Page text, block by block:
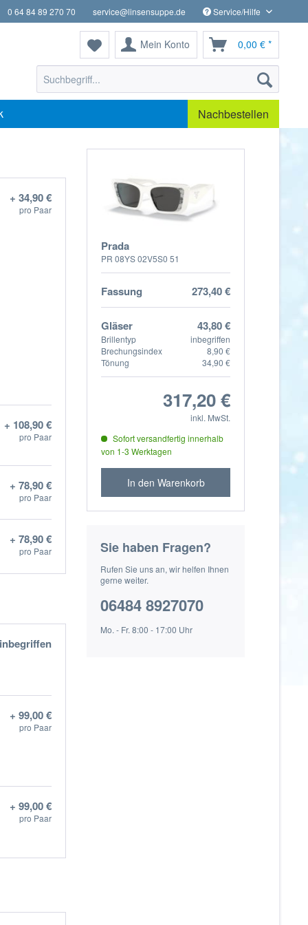
0 64 84 89 270 70 service@linsensuppe.de Service/Hilfe
Mein Konto 0,00 € *
Nachbestellen
+ 34,90 €
pro Paar
+ 108,90 €
pro Paar
+ 78,90 €
pro Paar
+ 78,90 €
pro Paar
inbegriffen
+ 99,00 €
pro Paar
+ 99,00 €
pro Paar
Prada
PR 08YS 02V5S0 51
Fassung 273,40 €
Gläser 43,80 €
Brillentyp
inbegriffen
Brechungsindex
8,90 €
Tönung
34,90 €
317,20 €
inkl. MwSt.
Sofort versandfertig innerhalb
von 1-3 Werktagen
In den Warenkorb
Sie haben Fragen?
Rufen Sie uns an, wir helfen Ihnen
gerne weiter.
06484 8927070
Mo. - Fr. 8:00 - 17:00 Uhr